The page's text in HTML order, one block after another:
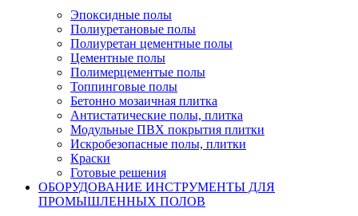
Эпоксидные полы
Полиуретановые полы
Полиуретан цементные полы
Цементные полы
Полимерцементые полы
Топпинговые полы
Бетонно мозаичная плитка
Антистатические полы, плитка
Модульные ПВХ покрытия плитки
Искробезопасные полы, плитки
Краски
Готовые решения
ОБОРУДОВАНИЕ ИНСТРУМЕНТЫ ДЛЯ
ПРОМЫШЛЕННЫХ ПОЛОВ